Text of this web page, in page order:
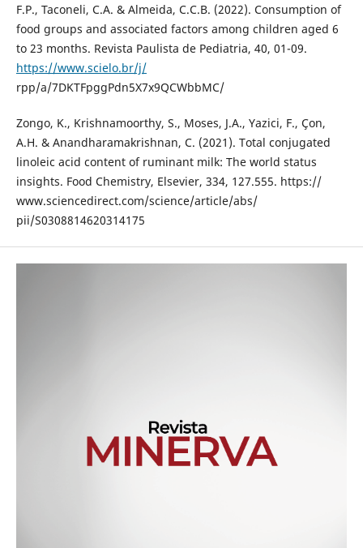
F.P., Taconeli, C.A. & Almeida, C.C.B. (2022). Consumption of
food groups and associated factors among children aged 6
to 23 months. Revista Paulista de Pediatria, 40, 01-09.
https://www.scielo.br/j/
rpp/a/7DKTFpggPdn5X7x9QCWbbMC/
Zongo, K., Krishnamoorthy, S., Moses, J.A., Yazici, F., Çon,
A.H. & Anandharamakrishnan, C. (2021). Total conjugated
linoleic acid content of ruminant milk: The world status
insights. Food Chemistry, Elsevier, 334, 127.555. https://
www.sciencedirect.com/science/article/abs/
pii/S0308814620314175